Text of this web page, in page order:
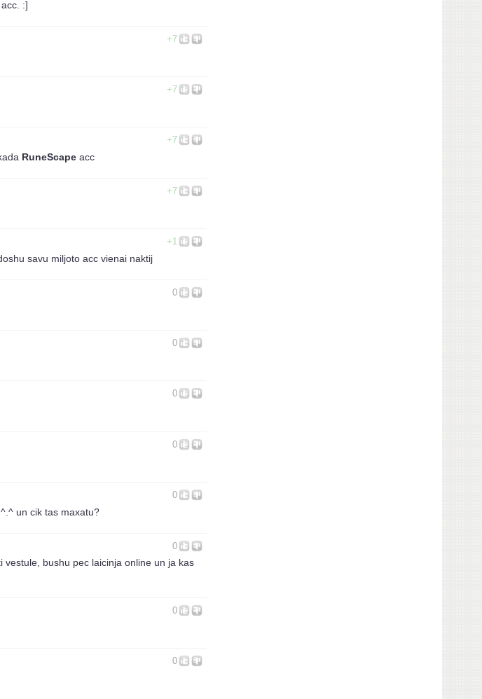
:]
+7
+7
+7
RuneScape acc
+7
+1
savu miljoto acc vienai naktij
0
0
0
0
0
un cik tas maxatu?
0
bushu pec laicinja online un ja kas
0
0